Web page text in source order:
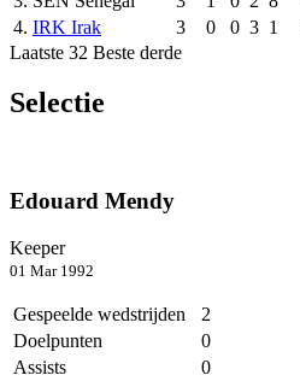
4. IRK Irak 3 0 0 3 1
Laatste 32 Beste derde
Selectie
Edouard Mendy
Keeper
01 Mar 1992
Gespeelde wedstrijden
2
Doelpunten
0
Assists
0